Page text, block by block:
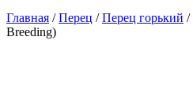
Главная /Перец /Перец горький /
Breeding)